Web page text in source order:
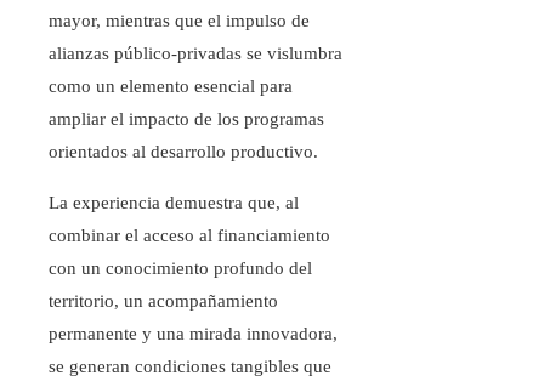
mayor, mientras que el impulso de
alianzas público-privadas se vislumbra
como un elemento esencial para
ampliar el impacto de los programas
orientados al desarrollo productivo.
La experiencia demuestra que, al
combinar el acceso al financiamiento
con un conocimiento profundo del
territorio, un acompañamiento
permanente y una mirada innovadora,
se generan condiciones tangibles que